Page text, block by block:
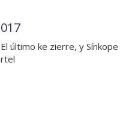
último ke zierre, y Sínkope